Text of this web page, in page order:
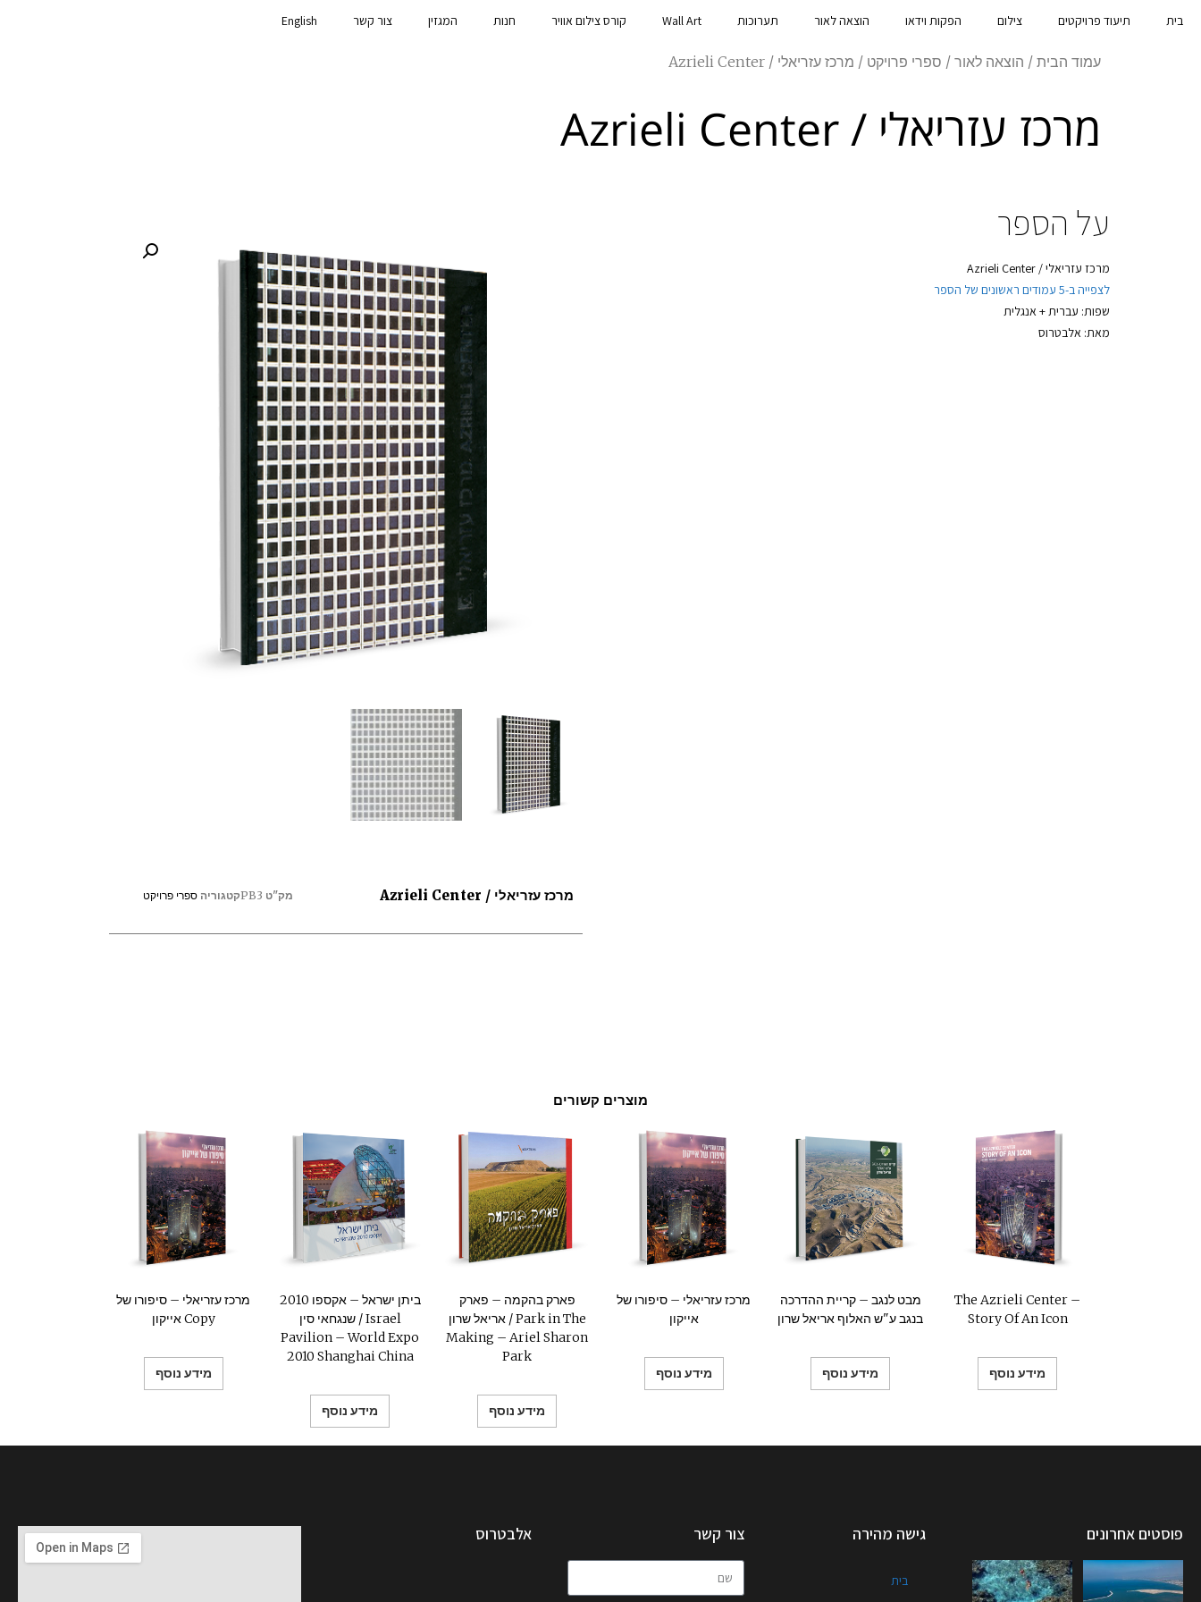
בית תיעוד פרויקטים צילום הפקות וידאו הוצאה לאור תערוכות Wall Art קורס צילום אוויר חנות המגזין צור קשר English
עמוד הבית / הוצאה לאור / ספרי פרויקט / מרכז עזריאלי / Azrieli Center
מרכז עזריאלי / Azrieli Center
על הספר
מרכז עזריאלי / Azrieli Center
לצפייה ב-5 עמודים ראשונים של הספר
שפות: עברית + אנגלית
מאת: אלבטרוס
מרכז עזריאלי / Azrieli Center מק"ט PB3קטגוריה ספרי פרויקט
מוצרים קשורים
מרכז עזריאלי – סיפורו של
אייקון Copy
מידע נוסף
ביתן ישראל – אקספו 2010
שנגחאי סין / Israel
Pavilion – World Expo
2010 Shanghai China
מידע נוסף
פארק בהקמה – פארק
אריאל שרון / Park in The
Making – Ariel Sharon
Park
מידע נוסף
מרכז עזריאלי – סיפורו של
אייקון
מידע נוסף
מבט לנגב – קריית ההדרכה
בנגב ע"ש האלוף אריאל שרון
מידע נוסף
The Azrieli Center –
Story Of An Icon
מידע נוסף
פוסטים אחרונים גישה מהירה
בית
צור קשר אלבטרוס